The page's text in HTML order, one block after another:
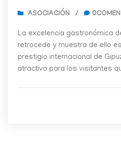
ASOCIACIÓN /
La excelencia gastronómica
retrocede y muestra de ello
prestigio internacional de
atractivo para los visitantes